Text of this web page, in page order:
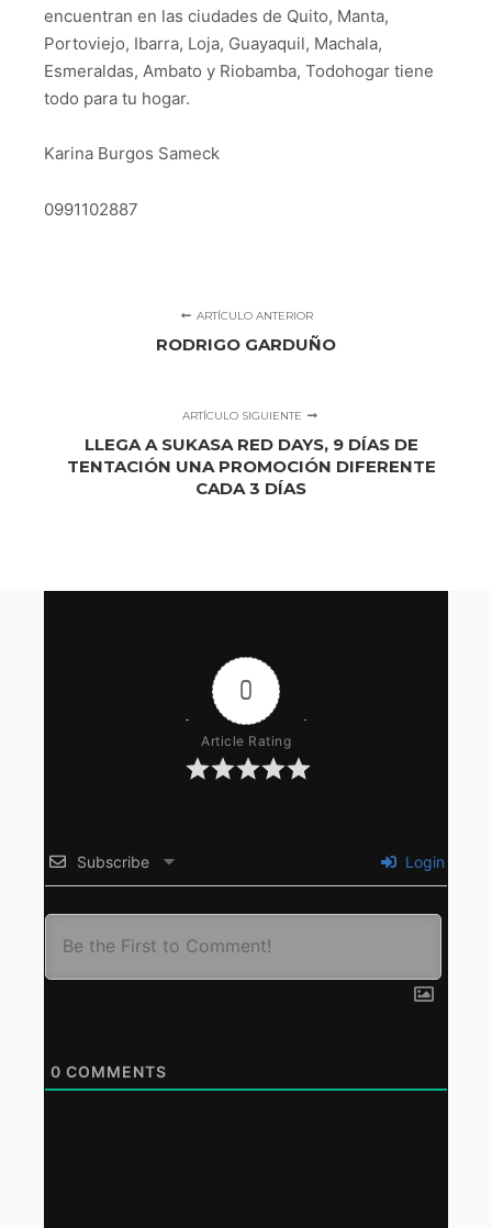
encuentran en las ciudades de Quito, Manta,
Portoviejo, Ibarra, Loja, Guayaquil, Machala,
Esmeraldas, Ambato y Riobamba, Todohogar tiene
todo para tu hogar.
Karina Burgos Sameck
0991102887
ARTÍCULO ANTERIOR
RODRIGO GARDUÑO
ARTÍCULO SIGUIENTE
LLEGA A SUKASA RED DAYS, 9 DÍAS DE
TENTACIÓN UNA PROMOCIÓN DIFERENTE
CADA 3 DÍAS
0
Article Rating
Subscribe Login
0 COMMENTS